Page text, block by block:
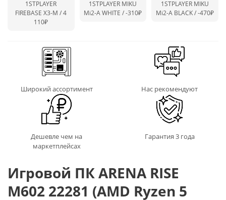
1STPLAYER
FIREBASE X3-M / 4
110₽
1STPLAYER MIKU
Mi2-A WHITE /-310₽
1STPLAYER MIKU
Mi2-A BLACK /-470₽
Широкий ассортимент Нас рекомендуют
Дешевле чем на
маркетплейсах
Гарантия 3 года
Игровой ПК ARENA RISE
M602 22281 (AMD Ryzen 5